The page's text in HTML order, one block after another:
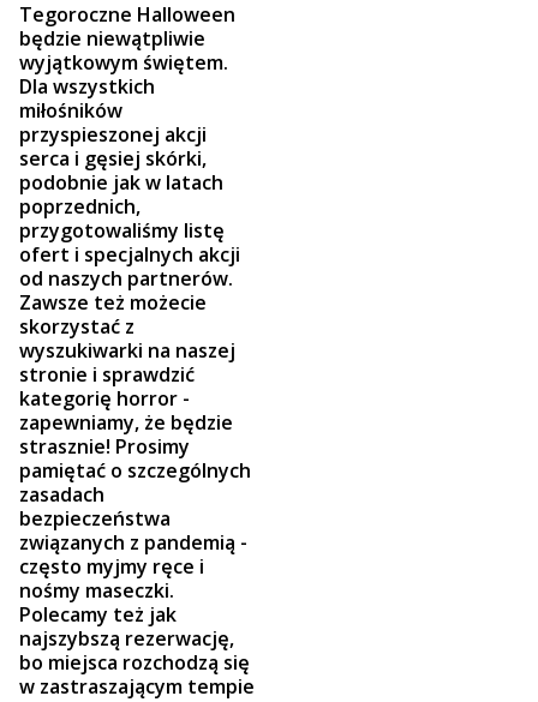
Tegoroczne Halloween
będzie niewątpliwie
wyjątkowym świętem.
Dla wszystkich
miłośników
przyspieszonej akcji
serca i gęsiej skórki,
podobnie jak w latach
poprzednich,
przygotowaliśmy listę
ofert i specjalnych akcji
od naszych partnerów.
Zawsze też możecie
skorzystać z
wyszukiwarki na naszej
stronie i sprawdzić
kategorię horror -
zapewniamy, że będzie
strasznie! Prosimy
pamiętać o szczególnych
zasadach
bezpieczeństwa
związanych z pandemią -
często myjmy ręce i
nośmy maseczki.
Polecamy też jak
najszybszą rezerwację,
bo miejsca rozchodzą się
w zastraszającym tempie